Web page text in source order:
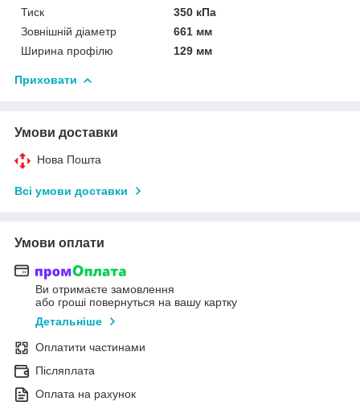
Тиск
350 кПа
Зовнішній діаметр
661 мм
Ширина профілю
129 мм
Приховати
Умови доставки
Нова Пошта
Всі умови доставки
Умови оплати
Ви отримаєте замовлення
або гроші повернуться на вашу картку
Детальніше
Оплатити частинами
Післяплата
Оплата на рахунок